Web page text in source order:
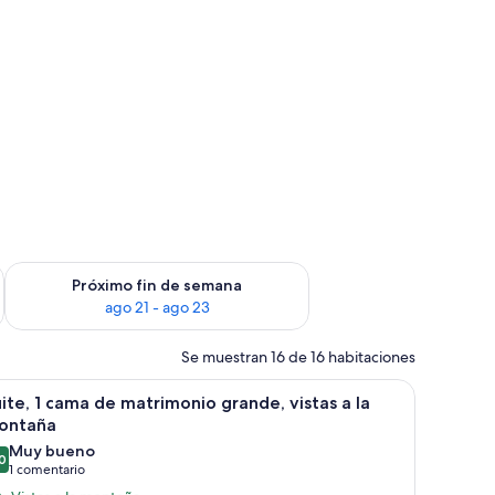
semana, ago 14 - ago 16
Próximo fin de semana
ago 21 - ago 23
Consulta la disponibilidad para el próximo fin de semana,
Se muestran 16 de 16 habitaciones
Habitación de hotel con dos camas, una
1
1 cama de matrimonio grande, vistas a la
de 10
Muy bueno
1 comentario
(1 comentario)